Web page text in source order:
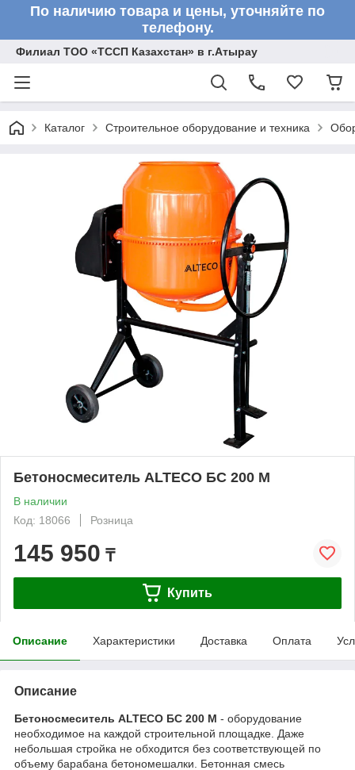
По наличию товара и цены, уточняйте по
телефону.
Филиал ТОО «ТССП Казахстан» в г.Атырау
Каталог Строительное оборудование и техника
Бетоносмеситель ALTECO БС 200 М
В наличии
Код: 18066
Розница
145 950 ₸
Купить
Описание Характеристики Доставка Оплата
Описание
Бетоносмеситель ALTECO БС 200 М - оборудование
необходимое на каждой строительной площадке. Даже
небольшая стройка не обходится без соответствующей по
объему барабана бетономешалки. Бетонная смесь